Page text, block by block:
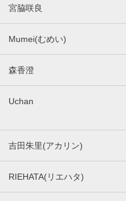
宮脇咲良
Mumei(むめい)
森香澄
Uchan
吉田朱里(アカリン)
RIEHATA(リエハタ)